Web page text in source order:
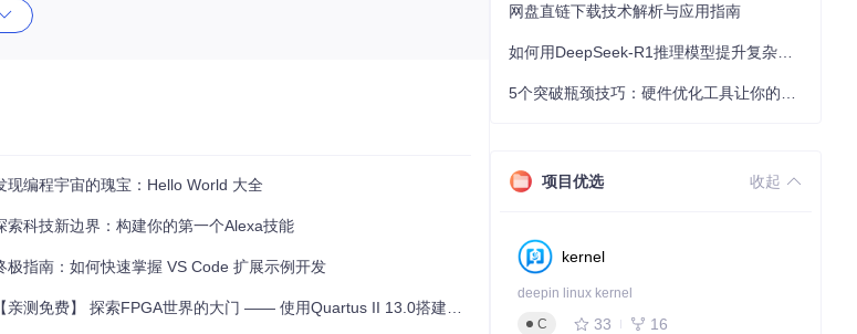
用到你的项目中。
一把开启自定义Elementor之旅的钥匙。无论你是新手还是老手，
的强大与无限创意吧！
现编程宇宙的瑰宝：Hello World 大全
索科技新边界：构建你的第一个Alexa技能
极指南：如何快速掌握 VS Code 扩展示例开发
亲测免费】 探索FPGA世界的大门 —— 使用Quartus II 13.0搭建您的首个“Hello World”
网盘直链下载技术解析与应用指南
项目优选 收起
kernel
deepin linux kernel
C
33 16